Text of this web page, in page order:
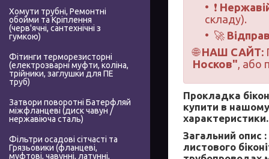
❗
складу).
🚀
🌐НАШ САЙТ:
Носков", або
Прокладка
купити в
характеристики.
Загальний опис :
листового
Хомути трубні, Ремонтні
обойми та Кріплення
(черв'ячні, сантехнічні з
гумкою)
Фітинги терморезисторні
(електрозварні муфти, коліна,
трійники, заглушки для ПЕ
труб)
Затвори поворотні Батерфляй
міжфланцеві (диск чавун /
нержавіюча сталь)
Фільтри осадові сітчасті та
Грязьовики (фланцеві,
муфтові, чавунні, латунні,